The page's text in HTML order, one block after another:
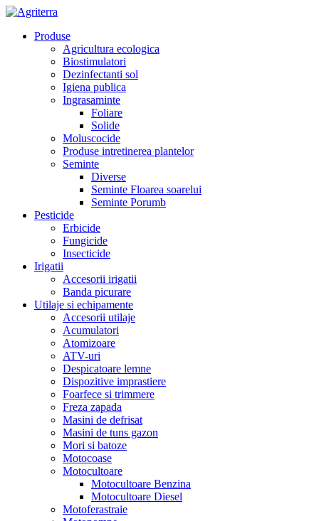
Produse
Agricultura ecologica
Biostimulatori
Dezinfectanti sol
Igiena publica
Ingrasaminte
Foliare
Solide
Moluscocide
Produse intretinerea plantelor
Seminte
Diverse
Seminte Floarea soarelui
Seminte Porumb
Pesticide
Erbicide
Fungicide
Insecticide
Irigatii
Accesorii irigatii
Banda picurare
Utilaje si echipamente
Accesorii utilaje
Acumulatori
Atomizoare
ATV-uri
Despicatoare lemne
Dispozitive imprastiere
Foarfece si trimmere
Freza zapada
Masini de defrisat
Masini de tuns gazon
Mori si batoze
Motocoase
Motocultoare
Motocultoare Benzina
Motocultoare Diesel
Motoferastraie